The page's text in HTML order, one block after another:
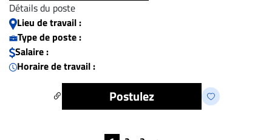
Détails du poste
Lieu de travail :
Type de poste :
Salaire :
Horaire de travail :
Postulez